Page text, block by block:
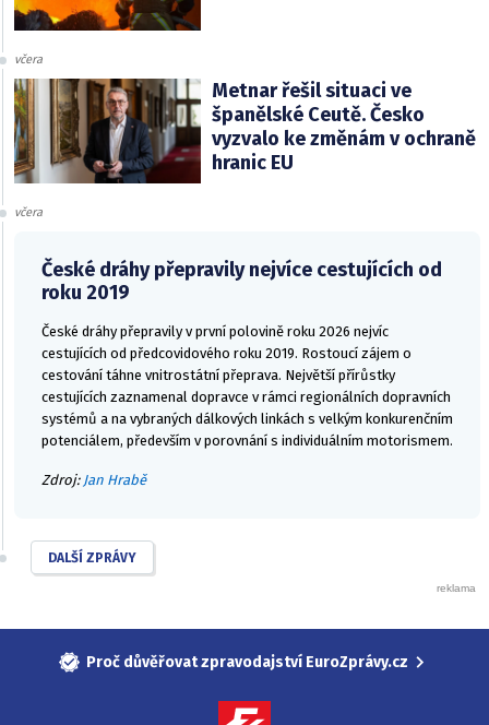
včera
Metnar řešil situaci ve
španělské Ceutě. Česko
vyzvalo ke změnám v ochraně
hranic EU
včera
České dráhy přepravily nejvíce cestujících od
roku 2019
České dráhy přepravily v první polovině roku 2026 nejvíc
cestujících od předcovidového roku 2019. Rostoucí zájem o
cestování táhne vnitrostátní přeprava. Největší přírůstky
cestujících zaznamenal dopravce v rámci regionálních dopravních
systémů a na vybraných dálkových linkách s velkým konkurenčním
potenciálem, především v porovnání s individuálním motorismem.
Zdroj: Jan Hrabě
DALŠÍ ZPRÁVY
Proč důvěřovat zpravodajství EuroZprávy.cz